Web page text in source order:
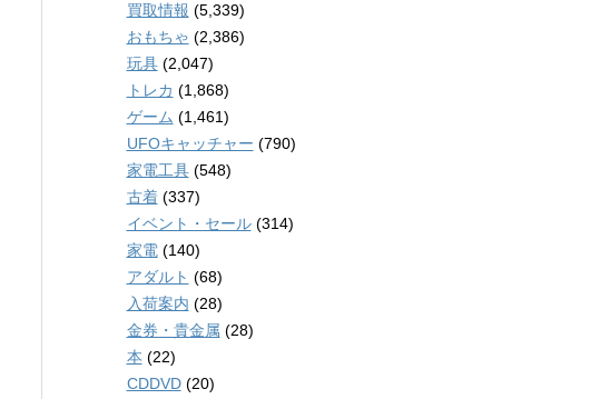
買取情報 (5,339)
おもちゃ (2,386)
玩具(2,047)
トレカ (1,868)
ゲーム (1,461)
UFOキャッチャー (790)
家電工具(548)
古着(337)
イベント・セール(314)
家電(140)
アダルト (68)
入荷案内 (28)
金券・貴金属 (28)
本 (22)
CDDVD(20)